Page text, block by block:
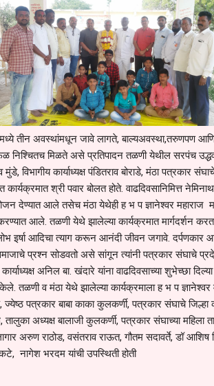
तीन अवस्थांमधून जावे लागते, बाल्यअवस्था,तरुणपण
निश्चितच मिळते असे प्रतिपादन तळणी येथील सरपंच उद्धव
विभागीय कार्याध्यक्ष पंडितराव बोराडे, मंठा पत्रकार
श्री पवार बोलत होते. वाढदिवसानिमित्त
भोजन देण्यात आले तसेच मंठा येथेही ह भ प ज्ञानेश्वर महाराज
आले. तळणी येथे झालेल्या कार्यक्रमात मार्गदर्शन
इर्षा आदिचा त्याग करून आनंदी जीवन जगावे. दर्पणकार
प्रश्न सोडवतो असे सांगून त्यांनी पत्रकार संघाचे
कार्याध्यक्ष अनिल बा. खंदारे यांना वाढदिवसाच्या शुभेच्छा
तळणी व मंठा येथे झालेल्या कार्यक्रमाला ह भ प ज्ञानेश्वर
पत्रकार बाबा काका कुलकर्णी, पत्रकार संघाचे जिल्हा
तालुका अध्यक्ष बालाजी कुलकर्णी, पत्रकार संघाच्या महिला
अरुण राठोड, वसंतराव राऊत, गौतम सदावर्ते, डॉ
नागेश भरदम यांची उपस्थिती होती